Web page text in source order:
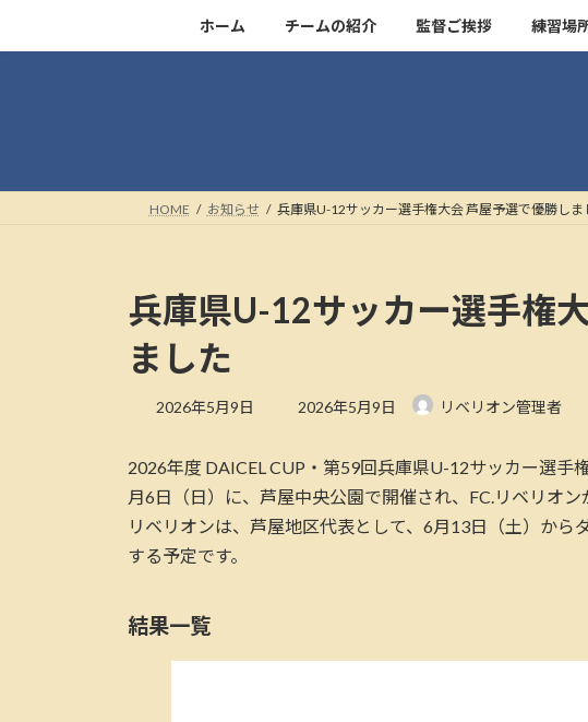
キ
に
ホーム チームの紹介 監督ご挨拶 練習場
HOME お知らせ 兵庫県U-12サッカー選手権大会 芦屋予選で優勝しま
兵庫県U-12サッカー選手権
ました
2026年5月9日
最
新
日
時
:
2026年5月9日 リベリオン管理者
2026年度 DAICEL CUP・第59回兵庫県U-12サッカー選手
月6日（日）に、芦屋中央公園で開催され、FC.リベリオン
リベリオンは、芦屋地区代表として、6月13日（土）から
する予定です。
結果一覧